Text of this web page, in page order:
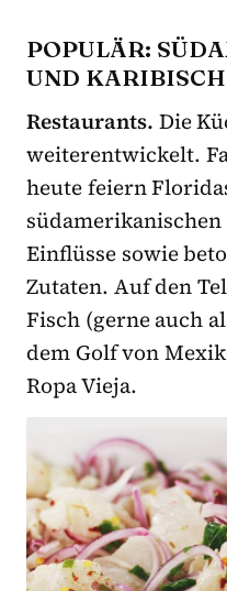
POPULÄR:
UND
Restaurants. Die
weiterentwickelt.
heute feiern
Einflüsse sowie
Zutaten. Auf den
Fisch (gerne auch
dem Golf von
Ropa Vieja.